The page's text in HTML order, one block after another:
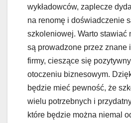
wykładowców, zaplecze
na renomę i doświadczenie
szkoleniowej. Warto stawiać
są prowadzone przez znane
firmy, cieszące się
otoczeniu biznesowym.
będzie mieć pewność, że
wielu potrzebnych i
które będzie można niemal